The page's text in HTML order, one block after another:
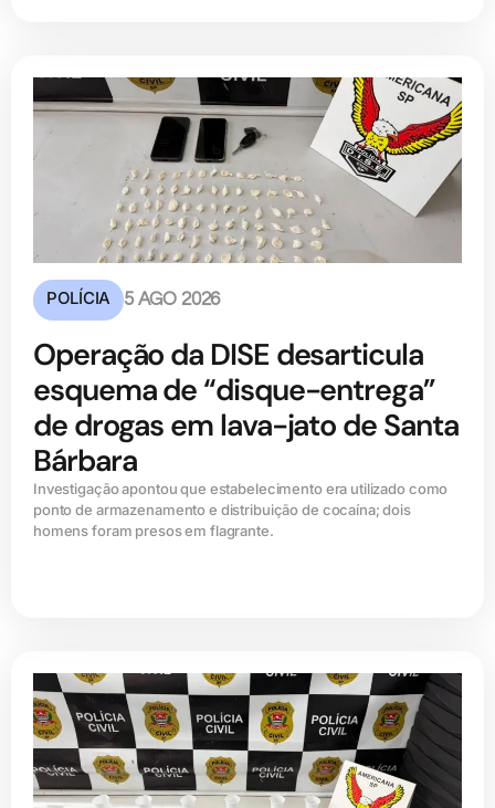
POLÍCIA 5 AGO 2026
Operação da DISE desarticula
esquema de “disque-entrega”
de drogas em lava-jato de Santa
Bárbara
Investigação apontou que estabelecimento era utilizado como
ponto de armazenamento e distribuição de cocaína; dois
homens foram presos em flagrante.